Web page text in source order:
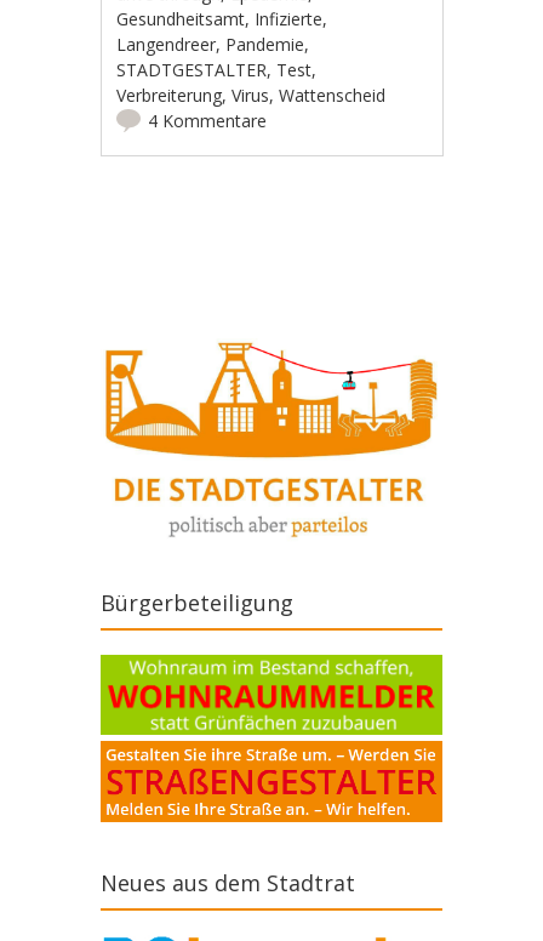
Gesundheitsamt, Infizierte,
Langendreer, Pandemie,
STADTGESTALTER, Test,
Verbreiterung,Virus,Wattenscheid
4 Kommentare
Bürgerbeteiligung
Neues aus dem Stadtrat